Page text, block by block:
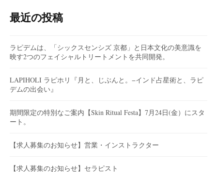
最近の投稿
ラピデムは、「シックスセンシズ 京都」と日本文化の美意識を
映す2つのフェイシャルトリートメントを共同開発。
LAPIHOLI ラピホリ『月と、じぶんと。−インド占星術と、ラピ
デムの出会い』
期間限定の特別なご案内【Skin Ritual Festa】7月24日(金）にスタ
ート。
【求人募集のお知らせ】営業・インストラクター
【求人募集のお知らせ】セラピスト